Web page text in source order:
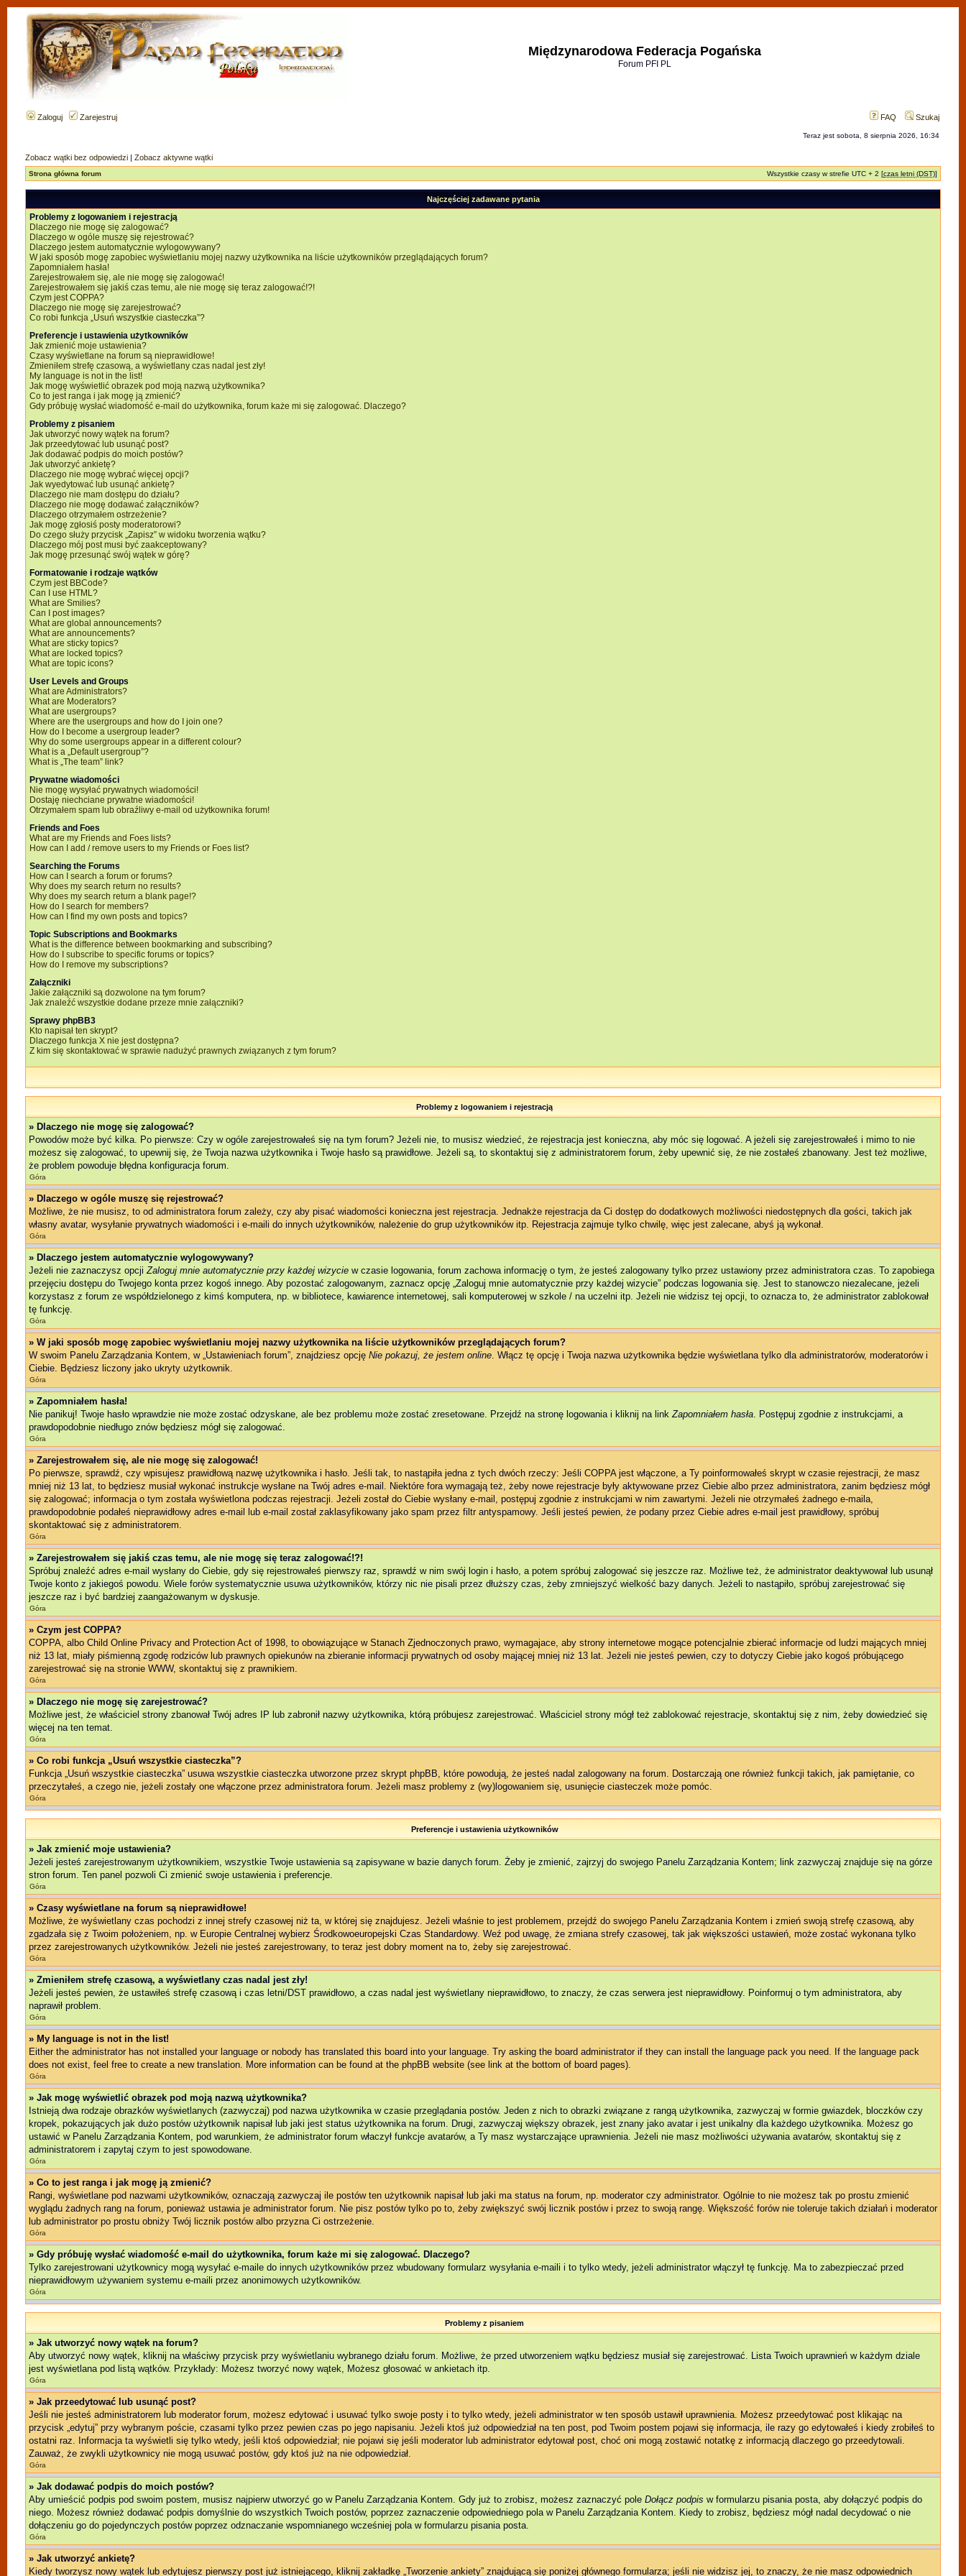
Międzynarodowa Federacja Pogańska
Forum PFI PL
Zaloguj Zarejestruj FAQ Szukaj
Teraz jest sobota, 8 sierpnia 2026, 16:34
Zobacz wątki bez odpowiedzi | Zobacz aktywne wątki
Strona główna forum Wszystkie czasy w strefie UTC + 2 [czas letni (DST)]
Najczęściej zadawane pytania
Problemy z logowaniem i rejestracją
Dlaczego nie mogę się zalogować?
Dlaczego w ogóle muszę się rejestrować?
Dlaczego jestem automatycznie wylogowywany?
W jaki sposób mogę zapobiec wyświetlaniu mojej nazwy użytkownika na liście użytkowników przeglądających forum?
Zapomniałem hasła!
Zarejestrowałem się, ale nie mogę się zalogować!
Zarejestrowałem się jakiś czas temu, ale nie mogę się teraz zalogować!?!
Czym jest COPPA?
Dlaczego nie mogę się zarejestrować?
Co robi funkcja „Usuń wszystkie ciasteczka”?
Preferencje i ustawienia użytkowników
Jak zmienić moje ustawienia?
Czasy wyświetlane na forum są nieprawidłowe!
Zmieniłem strefę czasową, a wyświetlany czas nadal jest zły!
My language is not in the list!
Jak mogę wyświetlić obrazek pod moją nazwą użytkownika?
Co to jest ranga i jak mogę ją zmienić?
Gdy próbuję wysłać wiadomość e-mail do użytkownika, forum każe mi się zalogować. Dlaczego?
Problemy z pisaniem
Jak utworzyć nowy wątek na forum?
Jak przeedytować lub usunąć post?
Jak dodawać podpis do moich postów?
Jak utworzyć ankietę?
Dlaczego nie mogę wybrać więcej opcji?
Jak wyedytować lub usunąć ankietę?
Dlaczego nie mam dostępu do działu?
Dlaczego nie mogę dodawać załączników?
Dlaczego otrzymałem ostrzeżenie?
Jak mogę zgłosiś posty moderatorowi?
Do czego służy przycisk „Zapisz” w widoku tworzenia wątku?
Dlaczego mój post musi być zaakceptowany?
Jak mogę przesunąć swój wątek w górę?
Formatowanie i rodzaje wątków
Czym jest BBCode?
Can I use HTML?
What are Smilies?
Can I post images?
What are global announcements?
What are announcements?
What are sticky topics?
What are locked topics?
What are topic icons?
User Levels and Groups
What are Administrators?
What are Moderators?
What are usergroups?
Where are the usergroups and how do I join one?
How do I become a usergroup leader?
Why do some usergroups appear in a different colour?
What is a „Default usergroup”?
What is „The team” link?
Prywatne wiadomości
Nie mogę wysyłać prywatnych wiadomości!
Dostaję niechciane prywatne wiadomości!
Otrzymałem spam lub obraźliwy e-mail od użytkownika forum!
Friends and Foes
What are my Friends and Foes lists?
How can I add / remove users to my Friends or Foes list?
Searching the Forums
How can I search a forum or forums?
Why does my search return no results?
Why does my search return a blank page!?
How do I search for members?
How can I find my own posts and topics?
Topic Subscriptions and Bookmarks
What is the difference between bookmarking and subscribing?
How do I subscribe to specific forums or topics?
How do I remove my subscriptions?
Załączniki
Jakie załączniki są dozwolone na tym forum?
Jak znaleźć wszystkie dodane przeze mnie załączniki?
Sprawy phpBB3
Kto napisał ten skrypt?
Dlaczego funkcja X nie jest dostępna?
Z kim się skontaktować w sprawie nadużyć prawnych związanych z tym forum?
Problemy z logowaniem i rejestracją
» Dlaczego nie mogę się zalogować?
Powodów może być kilka. Po pierwsze: Czy w ogóle zarejestrowałeś się na tym forum? Jeżeli nie, to musisz wiedzieć, że rejestracja jest konieczna, aby móc się logować. A jeżeli się zarejestrowałeś i mimo to nie
możesz się zalogować, to upewnij się, że Twoja nazwa użytkownika i Twoje hasło są prawidłowe. Jeżeli są, to skontaktuj się z administratorem forum, żeby upewnić się, że nie zostałeś zbanowany. Jest też możliwe,
że problem powoduje błędna konfiguracja forum.
Góra
» Dlaczego w ogóle muszę się rejestrować?
Możliwe, że nie musisz, to od administratora forum zależy, czy aby pisać wiadomości konieczna jest rejestracja. Jednakże rejestracja da Ci dostęp do dodatkowych możliwości niedostępnych dla gości, takich jak
własny avatar, wysyłanie prywatnych wiadomości i e-maili do innych użytkowników, należenie do grup użytkowników itp. Rejestracja zajmuje tylko chwilę, więc jest zalecane, abyś ją wykonał.
Góra
» Dlaczego jestem automatycznie wylogowywany?
Jeżeli nie zaznaczysz opcjiZaloguj mnie automatycznie przy każdej wizycie w czasie logowania, forum zachowa informację o tym, że jesteś zalogowany tylko przez ustawiony przez administratora czas. To zapobiega
przejęciu dostępu do Twojego konta przez kogoś innego. Aby pozostać zalogowanym, zaznacz opcję „Zaloguj mnie automatycznie przy każdej wizycie” podczas logowania się. Jest to stanowczo niezalecane, jeżeli
korzystasz z forum ze współdzielonego z kimś komputera, np. w bibliotece, kawiarence internetowej, sali komputerowej w szkole / na uczelni itp. Jeżeli nie widzisz tej opcji, to oznacza to, że administrator zablokował
tę funkcję.
Góra
» W jaki sposób mogę zapobiec wyświetlaniu mojej nazwy użytkownika na liście użytkowników przeglądających forum?
W swoim Panelu Zarządzania Kontem, w „Ustawieniach forum”, znajdziesz opcję Nie pokazuj, że jestem online. Włącz tę opcję i Twoja nazwa użytkownika będzie wyświetlana tylko dla administratorów, moderatorów i
Ciebie. Będziesz liczony jako ukryty użytkownik.
Góra
» Zapomniałem hasła!
Nie panikuj! Twoje hasło wprawdzie nie może zostać odzyskane, ale bez problemu może zostać zresetowane. Przejdź na stronę logowania i kliknij na linkZapomniałem hasła. Postępuj zgodnie z instrukcjami, a
prawdopodobnie niedługo znów będziesz mógł się zalogować.
Góra
» Zarejestrowałem się, ale nie mogę się zalogować!
Po pierwsze, sprawdź, czy wpisujesz prawidłową nazwę użytkownika i hasło. Jeśli tak, to nastąpiła jedna z tych dwóch rzeczy: Jeśli COPPA jest włączone, a Ty poinformowałeś skrypt w czasie rejestracji, że masz
mniej niż 13 lat, to będziesz musiał wykonać instrukcje wysłane na Twój adres e-mail. Niektóre fora wymagają też, żeby nowe rejestracje były aktywowane przez Ciebie albo przez administratora, zanim będziesz mógł
się zalogować; informacja o tym została wyświetlona podczas rejestracji. Jeżeli został do Ciebie wysłany e-mail, postępuj zgodnie z instrukcjami w nim zawartymi. Jeżeli nie otrzymałeś żadnego e-maila,
prawdopodobnie podałeś nieprawidłowy adres e-mail lub e-mail został zaklasyfikowany jako spam przez filtr antyspamowy. Jeśli jesteś pewien, że podany przez Ciebie adres e-mail jest prawidłowy, spróbuj
skontaktować się z administratorem.
Góra
» Zarejestrowałem się jakiś czas temu, ale nie mogę się teraz zalogować!?!
Spróbuj znaleźć adres e-mail wysłany do Ciebie, gdy się rejestrowałeś pierwszy raz, sprawdź w nim swój login i hasło, a potem spróbuj zalogować się jeszcze raz. Możliwe też, że administrator deaktywował lub usunął
Twoje konto z jakiegoś powodu. Wiele forów systematycznie usuwa użytkowników, którzy nic nie pisali przez dłuższy czas, żeby zmniejszyć wielkość bazy danych. Jeżeli to nastąpiło, spróbuj zarejestrować się
jeszcze raz i być bardziej zaangażowanym w dyskusje.
Góra
» Czym jest COPPA?
COPPA, albo Child Online Privacy and Protection Act of 1998, to obowiązujące w Stanach Zjednoczonych prawo, wymagajace, aby strony internetowe mogące potencjalnie zbierać informacje od ludzi mających mniej
niż 13 lat, miały piśmienną zgodę rodziców lub prawnych opiekunów na zbieranie informacji prywatnych od osoby mającej mniej niż 13 lat. Jeżeli nie jesteś pewien, czy to dotyczy Ciebie jako kogoś próbującego
zarejestrować się na stronie WWW, skontaktuj się z prawnikiem.
Góra
» Dlaczego nie mogę się zarejestrować?
Możliwe jest, że właściciel strony zbanował Twój adres IP lub zabronił nazwy użytkownika, którą próbujesz zarejestrować. Właściciel strony mógł też zablokować rejestracje, skontaktuj się z nim, żeby dowiedzieć się
więcej na ten temat.
Góra
» Co robi funkcja „Usuń wszystkie ciasteczka”?
Funkcja „Usuń wszystkie ciasteczka” usuwa wszystkie ciasteczka utworzone przez skrypt phpBB, które powodują, że jesteś nadal zalogowany na forum. Dostarczają one również funkcji takich, jak pamiętanie, co
przeczytałeś, a czego nie, jeżeli zostały one włączone przez administratora forum. Jeżeli masz problemy z (wy)logowaniem się, usunięcie ciasteczek może pomóc.
Góra
Preferencje i ustawienia użytkowników
» Jak zmienić moje ustawienia?
Jeżeli jesteś zarejestrowanym użytkownikiem, wszystkie Twoje ustawienia są zapisywane w bazie danych forum. Żeby je zmienić, zajrzyj do swojego Panelu Zarządzania Kontem; link zazwyczaj znajduje się na górze
stron forum. Ten panel pozwoli Ci zmienić swoje ustawienia i preferencje.
Góra
» Czasy wyświetlane na forum są nieprawidłowe!
Możliwe, że wyświetlany czas pochodzi z innej strefy czasowej niż ta, w której się znajdujesz. Jeżeli właśnie to jest problemem, przejdź do swojego Panelu Zarządzania Kontem i zmień swoją strefę czasową, aby
zgadzała się z Twoim położeniem, np. w Europie Centralnej wybierz Środkowoeuropejski Czas Standardowy. Weź pod uwagę, że zmiana strefy czasowej, tak jak większości ustawień, może zostać wykonana tylko
przez zarejestrowanych użytkowników. Jeżeli nie jesteś zarejestrowany, to teraz jest dobry moment na to, żeby się zarejestrować.
Góra
» Zmieniłem strefę czasową, a wyświetlany czas nadal jest zły!
Jeżeli jesteś pewien, że ustawiłeś strefę czasową i czas letni/DST prawidłowo, a czas nadal jest wyświetlany nieprawidłowo, to znaczy, że czas serwera jest nieprawidłowy. Poinformuj o tym administratora, aby
naprawił problem.
Góra
» My language is not in the list!
Either the administrator has not installed your language or nobody has translated this board into your language. Try asking the board administrator if they can install the language pack you need. If the language pack
does not exist, feel free to create a new translation. More information can be found at the phpBB website (see link at the bottom of board pages).
Góra
» Jak mogę wyświetlić obrazek pod moją nazwą użytkownika?
Istnieją dwa rodzaje obrazków wyświetlanych (zazwyczaj) pod nazwa użytkownika w czasie przeglądania postów. Jeden z nich to obrazki związane z rangą użytkownika, zazwyczaj w formie gwiazdek, bloczków czy
kropek, pokazujących jak dużo postów użytkownik napisał lub jaki jest status użytkownika na forum. Drugi, zazwyczaj większy obrazek, jest znany jako avatar i jest unikalny dla każdego użytkownika. Możesz go
ustawić w Panelu Zarządzania Kontem, pod warunkiem, że administrator forum właczył funkcje avatarów, a Ty masz wystarczające uprawnienia. Jeżeli nie masz możliwości używania avatarów, skontaktuj się z
administratorem i zapytaj czym to jest spowodowane.
Góra
» Co to jest ranga i jak mogę ją zmienić?
Rangi, wyświetlane pod nazwami użytkowników, oznaczają zazwyczaj ile postów ten użytkownik napisał lub jaki ma status na forum, np. moderator czy administrator. Ogólnie to nie możesz tak po prostu zmienić
wyglądu żadnych rang na forum, ponieważ ustawia je administrator forum. Nie pisz postów tylko po to, żeby zwiększyć swój licznik postów i przez to swoją rangę. Większość forów nie toleruje takich działań i moderator
lub administrator po prostu obniży Twój licznik postów albo przyzna Ci ostrzeżenie.
Góra
» Gdy próbuję wysłać wiadomość e-mail do użytkownika, forum każe mi się zalogować. Dlaczego?
Tylko zarejestrowani użytkownicy mogą wysyłać e-maile do innych użytkowników przez wbudowany formularz wysyłania e-maili i to tylko wtedy, jeżeli administrator włączył tę funkcję. Ma to zabezpieczać przed
nieprawidłowym używaniem systemu e-maili przez anonimowych użytkowników.
Góra
Problemy z pisaniem
» Jak utworzyć nowy wątek na forum?
Aby utworzyć nowy wątek, kliknij na właściwy przycisk przy wyświetlaniu wybranego działu forum. Możliwe, że przed utworzeniem wątku będziesz musiał się zarejestrować. Lista Twoich uprawnień w każdym dziale
jest wyświetlana pod listą wątków. Przykłady: Możesz tworzyć nowy wątek, Możesz głosować w ankietach itp.
Góra
» Jak przeedytować lub usunąć post?
Jeśli nie jesteś administratorem lub moderator forum, możesz edytować i usuwać tylko swoje posty i to tylko wtedy, jeżeli administrator w ten sposób ustawił uprawnienia. Możesz przeedytować post klikając na
przycisk „edytuj” przy wybranym poście, czasami tylko przez pewien czas po jego napisaniu. Jeżeli ktoś już odpowiedział na ten post, pod Twoim postem pojawi się informacja, ile razy go edytowałeś i kiedy zrobiłeś to
ostatni raz. Informacja ta wyświetli się tylko wtedy, jeśli ktoś odpowiedział; nie pojawi się jeśli moderator lub administrator edytował post, choć oni mogą zostawić notatkę z informacją dlaczego go przeedytowali.
Zauważ, że zwykli użytkownicy nie mogą usuwać postów, gdy ktoś już na nie odpowiedział.
Góra
» Jak dodawać podpis do moich postów?
Aby umieścić podpis pod swoim postem, musisz najpierw utworzyć go w Panelu Zarządzania Kontem. Gdy już to zrobisz, możesz zaznaczyć pole Dołącz podpis w formularzu pisania posta, aby dołączyć podpis do
niego. Możesz również dodawać podpis domyślnie do wszystkich Twoich postów, poprzez zaznaczenie odpowiedniego pola w Panelu Zarządzania Kontem. Kiedy to zrobisz, będziesz mógł nadal decydować o nie
dołączeniu go do pojedynczych postów poprzez odznaczanie wspomnianego wcześniej pola w formularzu pisania posta.
Góra
» Jak utworzyć ankietę?
Kiedy tworzysz nowy wątek lub edytujesz pierwszy post już istniejącego, kliknij zakładkę „Tworzenie ankiety” znajdującą się poniżej głównego formularza; jeśli nie widzisz jej, to znaczy, że nie masz odpowiednich